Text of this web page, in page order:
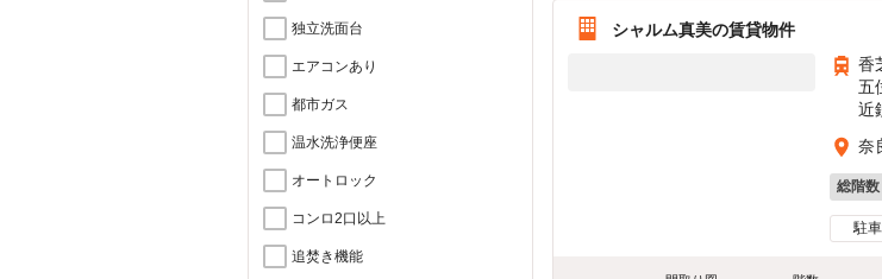
独立洗面台
エアコンあり
都市ガス
温水洗浄便座
オートロック
コンロ2口以上
追焚き機能
シャルム真美の賃貸物件
香
五
近
奈
総階数
駐